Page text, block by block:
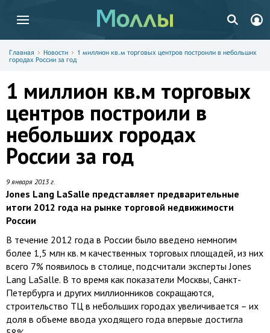
Главная Новости
1 миллион кв.м торговых центров построили в небольших
городах России за год
1 миллион кв.м торговых
центров построили в
небольших городах
России за год
9 января 2013 г.
Jones Lang LaSalle представляет предварительные
итоги 2012 года на рынке торговой недвижимости
России
В течение 2012 года в России было введено немногим
более 1,5 млн кв. м качественных торговых площадей, из них
всего 7% появилось в столице, подсчитали эксперты Jones
Lang LaSalle. В то время как показатели Москвы, Санкт-
Петербурга и других миллионников сокращаются,
строительство ТЦ в небольших городах увеличивается – их
доля в объеме ввода уходящего года впервые достигла